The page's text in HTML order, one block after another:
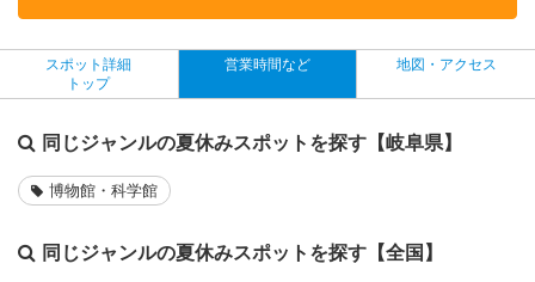
スポット詳細
トップ
営業時間など 地図・アクセス
同じジャンルの夏休みスポットを探す【岐阜県】
博物館・科学館
同じジャンルの夏休みスポットを探す【全国】